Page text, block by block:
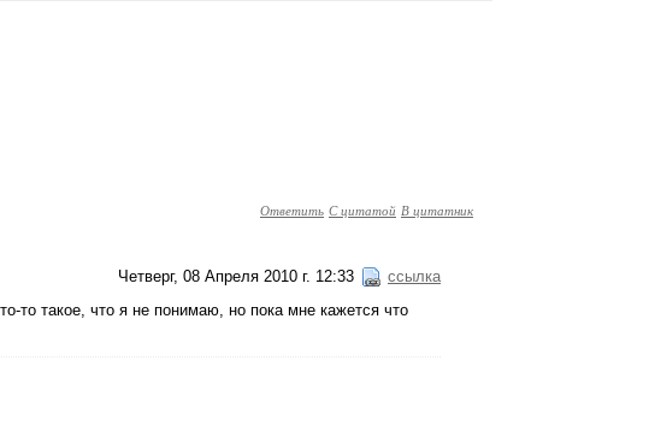
Ответить С цитатой В цитатник
Четверг, 08 Апреля 2010 г. 12:33 ссылка
то такое, что я не понимаю, но пока мне кажется что